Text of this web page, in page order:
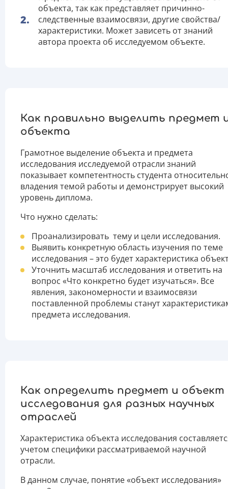
объекта, так как представляет причинно-
следственные взаимосвязи, другие свойства/
характеристики. Может зависеть от знаний
автора проекта об исследуемом объекте.
Как правильно выделить предмет
объекта
Грамотное выделение объекта и предмета
исследования исследуемой отрасли знаний
показывает компетентность студента
владения темой работы и демонстрирует высокий
уровень диплома.
Что нужно сделать:
Проанализировать тему и цели исследования.
Выявить конкретную область изучения по теме
исследования – это будет характеристика
Уточнить масштаб исследования и ответить на
вопрос «Что конкретно будет изучаться». Все
явления, закономерности и взаимосвязи
поставленной проблемы станут
предмета исследования.
Как определить предмет и объект
исследования для разных научных
отраслей
Характеристика объекта исследования
учетом специфики рассматриваемой научной
отрасли.
В данном случае, понятие «объект исследования»